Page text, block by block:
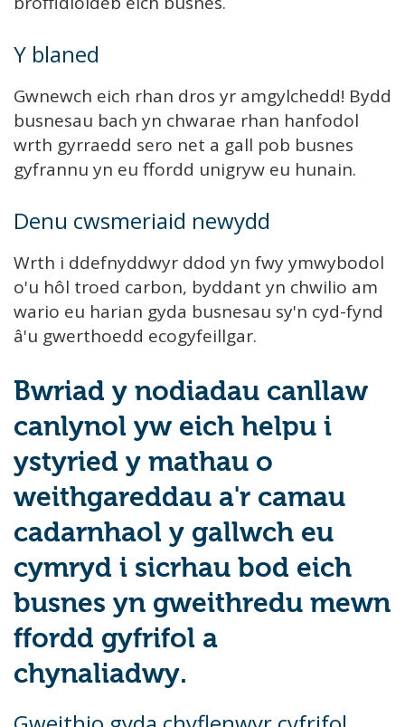
Y blaned
Gwnewch eich rhan dros yr amgylchedd! Bydd
busnesau bach yn chwarae rhan hanfodol
wrth gyrraedd sero net a gall pob busnes
gyfrannu yn eu ffordd unigryw eu hunain.
Denu cwsmeriaid newydd
Wrth i ddefnyddwyr ddod yn fwy ymwybodol
o'u hôl troed carbon, byddant yn chwilio am
wario eu harian gyda busnesau sy'n cyd-fynd
â'u gwerthoedd ecogyfeillgar.
Bwriad y nodiadau canllaw
canlynol yw eich helpu i
ystyried y mathau o
weithgareddau a'r camau
cadarnhaol y gallwch eu
cymryd i sicrhau bod eich
busnes yn gweithredu mewn
ffordd gyfrifol a
chynaliadwy.